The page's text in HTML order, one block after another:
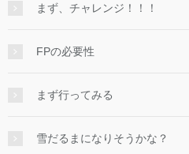
まず、チャレンジ！！！
FPの必要性
まず行ってみる
雪だるまになりそうかな？